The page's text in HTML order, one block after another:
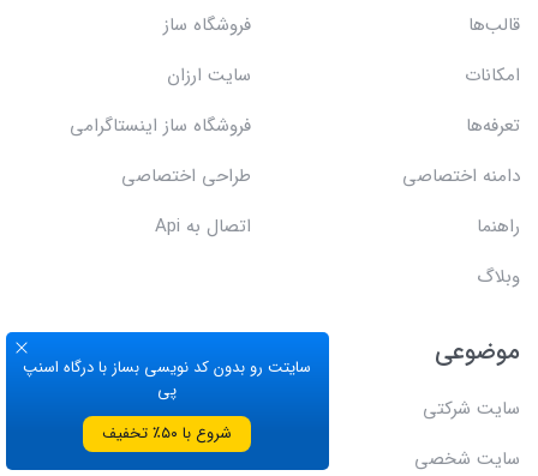
سایتت رو بدون کد نویسی بساز با درگاه اسنپ
پی
شروع با ۵۰٪ تخفیف
قالب‌ها
امکانات
تعرفه‌ها
دامنه اختصاصی
راهنما
وبلاگ
فروشگاه ساز
سایت ارزان
فروشگاه ساز اینستاگرامی
طراحی اختصاصی
اتصال به Api
موضوعی
سایت شرکتی
سایت شخصی
بیشتر
قوانین و مقررات
به‌روزرسانی‌ها